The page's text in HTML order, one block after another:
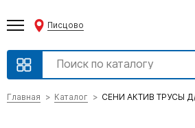
Писцово
Главная Каталог СЕНИ АКТИВ ТРУСЫ